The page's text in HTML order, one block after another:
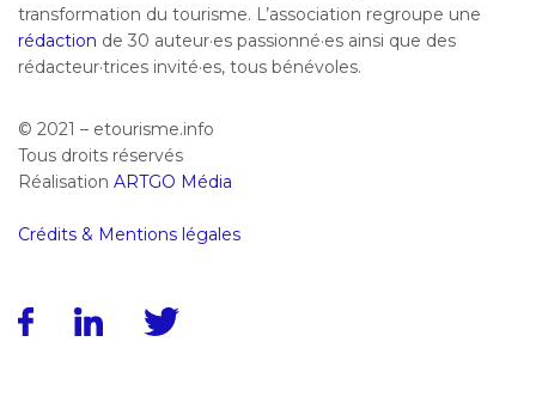
transformation du tourisme. L’association regroupe une
rédaction de 30 auteur·es passionné·es ainsi que des
rédacteur·trices invité·es, tous bénévoles.
© 2021 – etourisme.info
Tous droits réservés
Réalisation ARTGO Média
Crédits & Mentions légales